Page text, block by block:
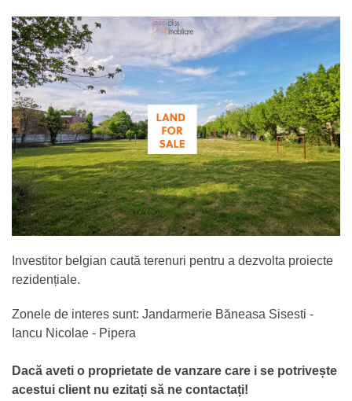
Investitor belgian caută terenuri pentru a dezvolta proiecte
rezidențiale.
Zonele de interes sunt: ​​Jandarmerie Băneasa Sisesti -
Iancu Nicolae - Pipera
Dacă aveti o proprietate de vanzare care i se potrivește
acestui client nu ezitați să ne contactați!